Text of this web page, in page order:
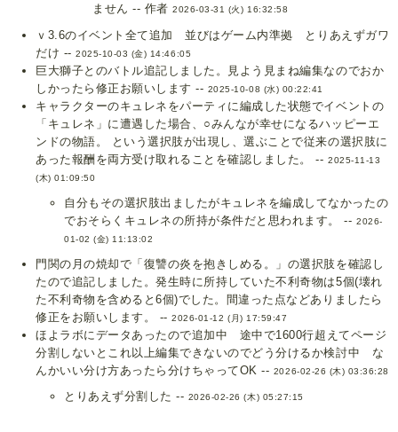
ません -- 作者2026-03-31 (火) 16:32:58
ｖ3.6のイベント全て追加 並びはゲーム内準拠 とりあえずガワ
だけ --2025-10-03 (金) 14:46:05
巨大獅子とのバトル追記しました。見よう見まね編集なのでおか
しかったら修正お願いします -- 2025-10-08 (水) 00:22:41
キャラクターのキュレネをパーティに編成した状態でイベントの
「キュレネ」に遭遇した場合、○みんなが幸せになるハッピーエ
ンドの物語。 という選択肢が出現し、選ぶことで従来の選択肢に
あった報酬を両方受け取れることを確認しました。 --2025-11-13
(木) 01:09:50
自分もその選択肢出ましたがキュレネを編成してなかったの
でおそらくキュレネの所持が条件だと思われます。 --2026-
01-02 (金) 11:13:02
門関の月の焼却で「復讐の炎を抱きしめる。」の選択肢を確認し
たので追記しました。発生時に所持していた不利奇物は5個(壊れ
た不利奇物を含めると6個)でした。間違った点などありましたら
修正をお願いします。 --2026-01-12 (月) 17:59:47
ほよラボにデータあったので追加中 途中で1600行超えてページ
分割しないとこれ以上編集できないのでどう分けるか検討中 な
んかいい分け方あったら分けちゃってOK -- 2026-02-26 (木) 03:36:28
とりあえず分割した -- 2026-02-26 (木) 05:27:15